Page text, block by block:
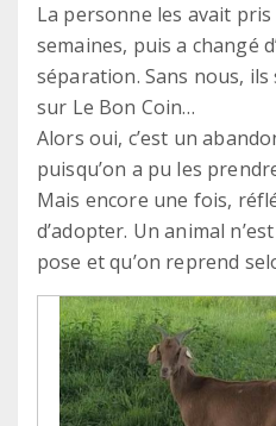
La personne les avait
semaines, puis a changé
séparation. Sans nous,
sur Le Bon Coin…
Alors oui, c’est un
puisqu’on a pu les
Mais encore une fois,
d’adopter. Un animal
pose et qu’on reprend